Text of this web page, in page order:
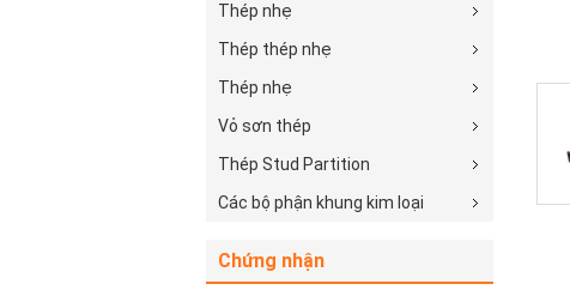
Thép nhẹ
Thép thép nhẹ
Thép nhẹ
Vỏ sơn thép
Thép Stud Partition
Các bộ phận khung kim loại
Chứng nhận